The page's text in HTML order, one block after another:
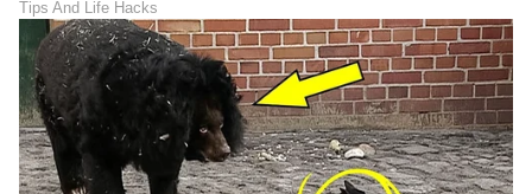
ಇಂದು ಸಿಎಂ ವಿಜಯ್-ಸಂಗೀತಾ
ರವೀಂದ್ರನಾಥ ಟ್ಯಾಗೋರ್